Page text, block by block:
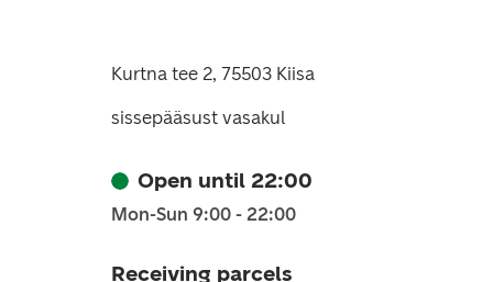
Kurtna tee 2, 75503 Kiisa
sissepääsust vasakul
Open until 22:00
Mon-Sun 9:00 - 22:00
Receiving parcels